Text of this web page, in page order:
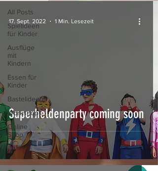
All Posts
Spielideen
für Kinder
Ausflüge
mit
Kindern
Essen für
Kinder
Bastelideen
Workshops
Online
Shop
Superheldenparty coming soon
17. Sept. 2022 1 Min. Lesezeit